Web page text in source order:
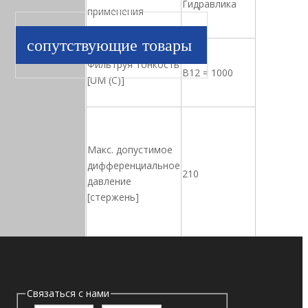
применения
Гидравлика
Фильтруя тонкость
[UM (C)]
B12 = 1000
Макс. допустимое
дифференциальное
давление
[стержень]
210
температура
-25 ℃ до+120
сопутствующие товары
Связаться с нами